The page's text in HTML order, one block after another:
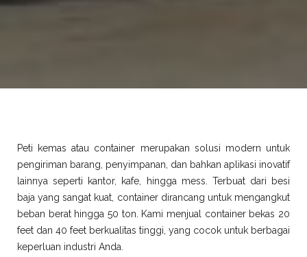
Peti kemas atau container merupakan solusi modern untuk
pengiriman barang, penyimpanan, dan bahkan aplikasi inovatif
lainnya seperti kantor, kafe, hingga mess. Terbuat dari besi
baja yang sangat kuat, container dirancang untuk mengangkut
beban berat hingga 50 ton. Kami menjual container bekas 20
feet dan 40 feet berkualitas tinggi, yang cocok untuk berbagai
keperluan industri Anda.